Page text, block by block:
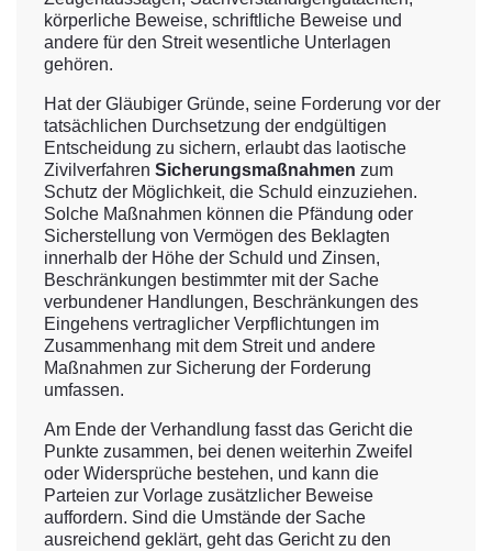
körperliche Beweise, schriftliche Beweise und
andere für den Streit wesentliche Unterlagen
gehören.
Hat der Gläubiger Gründe, seine Forderung vor der
tatsächlichen Durchsetzung der endgültigen
Entscheidung zu sichern, erlaubt das laotische
Zivilverfahren Sicherungsmaßnahmen zum
Schutz der Möglichkeit, die Schuld einzuziehen.
Solche Maßnahmen können die Pfändung oder
Sicherstellung von Vermögen des Beklagten
innerhalb der Höhe der Schuld und Zinsen,
Beschränkungen bestimmter mit der Sache
verbundener Handlungen, Beschränkungen des
Eingehens vertraglicher Verpflichtungen im
Zusammenhang mit dem Streit und andere
Maßnahmen zur Sicherung der Forderung
umfassen.
Am Ende der Verhandlung fasst das Gericht die
Punkte zusammen, bei denen weiterhin Zweifel
oder Widersprüche bestehen, und kann die
Parteien zur Vorlage zusätzlicher Beweise
auffordern. Sind die Umstände der Sache
ausreichend geklärt, geht das Gericht zu den